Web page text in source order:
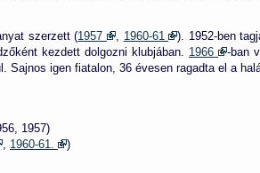
szerzett (1957 , 1960-61
). 1952-ben
kezdett dolgozni klubjában. 1966
-ban
Sajnos igen fiatalon, 36 évesen ragadta el a
1957)
1960-61.
)